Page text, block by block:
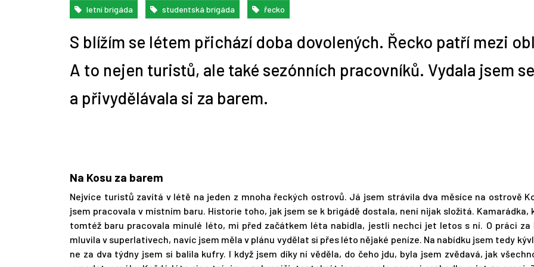
10 nejčastějších profesí
Pracovní pozice back office. Co
Z pedagogické fakulty
pouze učitelem?
Zemědělskou rubriku
Alžběta Vítková mluví 9 jazyky,
osvojit si nový jazyk jí trvá pár
týdnů
Cizojazyčná literatura vám
Co je to pracovní veletrh?
10 rad, jak napsat správný mail
Úvod do marketingového slangu
Etiketu na pracovišti
nepodceňujte
Jdi pracovat! jako stážista A je ze mě šéfredaktorka!
Jak absolventka
hledala práci
1. díl: Mimouniverzitní aktivity
aneb soutěž Hledá se novinář!
Jaká jsou největší úřednická
Klikačky: Dá se proklikat
k bohatství?
Repasované či předváděcí
notebooky a počítače: Žádný
problém!
Tip na pracovní web: HitPráce.cz
TIP NA KNIHU: Konec
prokrastinace
letní brigáda studentská brigáda řecko
S blížím se létem přichází doba dovolených. Řecko patří mezi
A to nejen turistů, ale také sezónních pracovníků. Vydala jsem
a přivydělávala si za barem.
Na Kosu za barem
Nejvíce turistů zavítá v létě na jeden z mnoha řeckých ostrovů. Já jsem strávila dva měsíce na ostrově
jsem pracovala v místním baru. Historie toho, jak jsem se k brigádě dostala, není nijak složitá. Kamarádka,
tomtéž baru pracovala minulé léto, mi před začátkem léta nabídla, jestli nechci jet letos s ní. O práci za
mluvila v superlativech, navíc jsem měla v plánu vydělat si přes léto nějaké peníze. Na nabídku jsem tedy
ne za dva týdny jsem si balila kufry. I když jsem díky ní věděla, do čeho jdu, byla jsem zvědavá, jak